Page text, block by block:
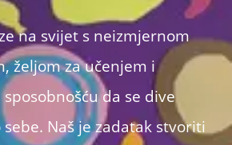
na svijet s neizmjernom
željom za učenjem i
da se dive
Naš je zadatak stvoriti